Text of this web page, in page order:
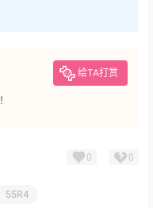
给TA打赏
0 0
55R4